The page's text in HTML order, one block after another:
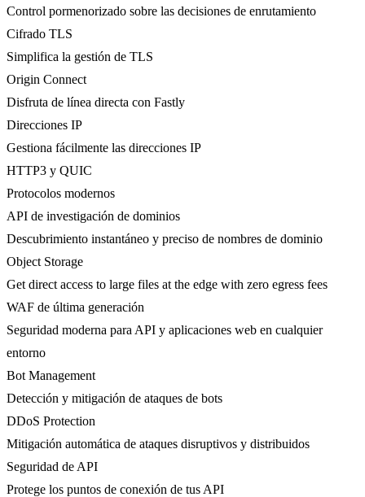
Control pormenorizado sobre las decisiones de enrutamiento
Cifrado TLS
Simplifica la gestión de TLS
Origin Connect
Disfruta de línea directa con Fastly
Direcciones IP
Gestiona fácilmente las direcciones IP
HTTP3 y QUIC
Protocolos modernos
API de investigación de dominios
Descubrimiento instantáneo y preciso de nombres de dominio
Object Storage
Get direct access to large files at the edge with zero egress fees
WAF de última generación
Seguridad moderna para API y aplicaciones web en cualquier
entorno
Bot Management
Detección y mitigación de ataques de bots
DDoS Protection
Mitigación automática de ataques disruptivos y distribuidos
Seguridad de API
Protege los puntos de conexión de tus API